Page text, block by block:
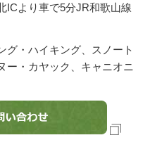
ICより車で5分JR和歌山線
グ・ハイキング、スノート
ー・カヤック、キャニオニ